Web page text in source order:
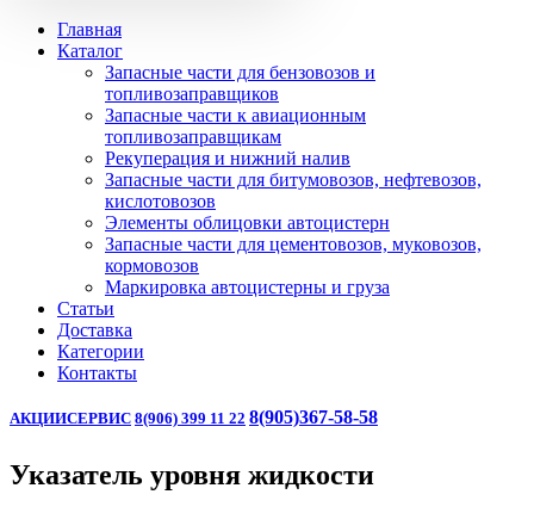
Главная
Каталог
Запасные части для бензовозов и
топливозаправщиков
Запасные части к авиационным
топливозаправщикам
Рекуперация и нижний налив
Запасные части для битумовозов, нефтевозов,
кислотовозов
Элементы облицовки автоцистерн
Запасные части для цементовозов, муковозов,
кормовозов
Маркировка автоцистерны и груза
Статьи
Доставка
Категории
Контакты
АКЦИИСЕРВИС 8(906) 399 11 22 8(905)367-58-58
Указатель уровня жидкости